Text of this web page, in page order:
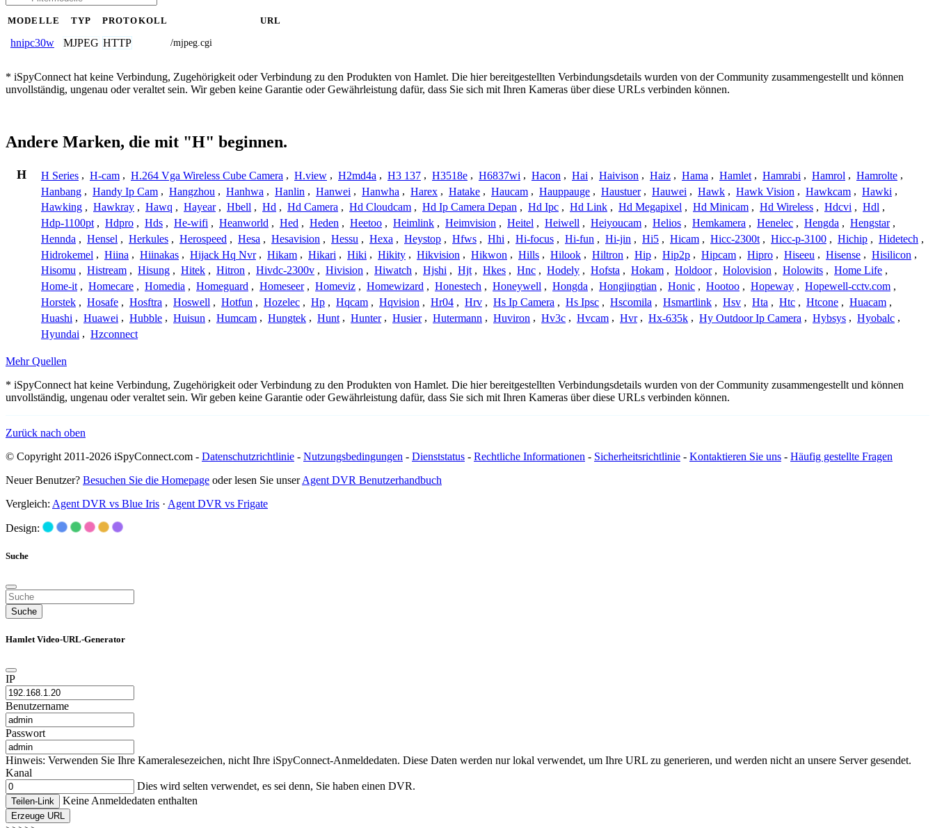
MODELLE TYP PROTOKOLL URL
hnipc30w MJPEG HTTP /mjpeg.cgi
* iSpyConnect hat keine Verbindung, Zugehörigkeit oder Verbindung zu den Produkten von Hamlet. Die hier bereitgestellten Verbindungsdetails wurden von der Community zusammengestellt und können
unvollständig, ungenau oder veraltet sein. Wir geben keine Garantie oder Gewährleistung dafür, dass Sie sich mit Ihren Kameras über diese URLs verbinden können.
Andere Marken, die mit "H" beginnen.
H H Series , H-cam , H.264 Vga Wireless Cube Camera , H.view , H2md4a , H3 137 , H3518e , H6837wi , Hacon , Hai , Haivison , Haiz , Hama , Hamlet , Hamrabi , Hamrol , Hamrolte ,
Hanbang , Handy Ip Cam , Hangzhou , Hanhwa , Hanlin , Hanwei , Hanwha , Harex , Hatake , Haucam , Hauppauge , Haustuer , Hauwei , Hawk , Hawk Vision , Hawkcam , Hawki ,
Hawking , Hawkray , Hawq , Hayear , Hbell , Hd , Hd Camera , Hd Cloudcam , Hd Ip Camera Depan , Hd Ipc , Hd Link , Hd Megapixel , Hd Minicam , Hd Wireless , Hdcvi , Hdl ,
Hdp-1100pt , Hdpro , Hds , He-wifi , Heanworld , Hed , Heden , Heetoo , Heimlink , Heimvision , Heitel , Heiwell , Heiyoucam , Helios , Hemkamera , Henelec , Hengda , Hengstar ,
Hennda , Hensel , Herkules , Herospeed , Hesa , Hesavision , Hessu , Hexa , Heystop , Hfws , Hhi , Hi-focus , Hi-fun , Hi-jin , Hi5 , Hicam , Hicc-2300t , Hicc-p-3100 , Hichip , Hidetech ,
Hidrokemel , Hiina , Hiinakas , Hijack Hq Nvr , Hikam , Hikari , Hiki , Hikity , Hikvision , Hikwon , Hills , Hilook , Hiltron , Hip , Hip2p , Hipcam , Hipro , Hiseeu , Hisense , Hisilicon ,
Hisomu , Histream , Hisung , Hitek , Hitron , Hivdc-2300v , Hivision , Hiwatch , Hjshi , Hjt , Hkes , Hnc , Hodely , Hofsta , Hokam , Holdoor , Holovision , Holowits , Home Life ,
Home-it , Homecare , Homedia , Homeguard , Homeseer , Homeviz , Homewizard , Honestech , Honeywell , Hongda , Hongjingtian , Honic , Hootoo , Hopeway , Hopewell-cctv.com ,
Horstek , Hosafe , Hosftra , Hoswell , Hotfun , Hozelec , Hp , Hqcam , Hqvision , Hr04 , Hrv , Hs Ip Camera , Hs Ipsc , Hscomila , Hsmartlink , Hsv , Hta , Htc , Htcone , Huacam ,
Huashi , Huawei , Hubble , Huisun , Humcam , Hungtek , Hunt , Hunter , Husier , Hutermann , Huviron , Hv3c , Hvcam , Hvr , Hx-635k , Hy Outdoor Ip Camera , Hybsys , Hyobalc ,
Hyundai , Hzconnect
Mehr Quellen
* iSpyConnect hat keine Verbindung, Zugehörigkeit oder Verbindung zu den Produkten von Hamlet. Die hier bereitgestellten Verbindungsdetails wurden von der Community zusammengestellt und können
unvollständig, ungenau oder veraltet sein. Wir geben keine Garantie oder Gewährleistung dafür, dass Sie sich mit Ihren Kameras über diese URLs verbinden können.
Zurück nach oben
© Copyright 2011-2026 iSpyConnect.com - Datenschutzrichtlinie - Nutzungsbedingungen - Dienststatus - Rechtliche Informationen - Sicherheitsrichtlinie - Kontaktieren Sie uns - Häufig gestellte Fragen
Neuer Benutzer? Besuchen Sie die Homepage oder lesen Sie unserAgent DVR Benutzerhandbuch
Vergleich: Agent DVR vs Blue Iris · Agent DVR vs Frigate
Design:
Suche
Suche
Hamlet Video-URL-Generator
IP
Benutzername
Passwort
Hinweis: Verwenden Sie Ihre Kameralesezeichen, nicht Ihre iSpyConnect-Anmeldedaten. Diese Daten werden nur lokal verwendet, um Ihre URL zu generieren, und werden nicht an unsere Server gesendet.
Kanal
Dies wird selten verwendet, es sei denn, Sie haben einen DVR.
Teilen-Link Keine Anmeldedaten enthalten
Erzeuge URL